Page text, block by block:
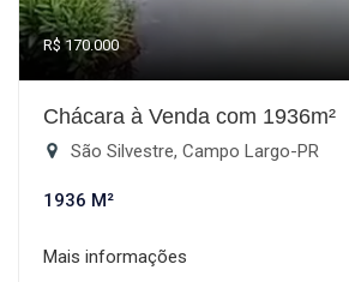
R$ 170.000
Chácara à Venda com 1936m²
São Silvestre, Campo Largo-PR
1936 M²
Mais informações